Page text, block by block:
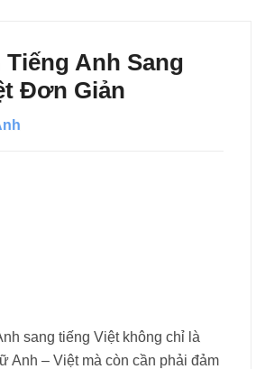
Tiếng Anh Sang
Đơn Giản
sang tiếng Việt không chỉ là
Anh – Việt mà còn cần phải đảm